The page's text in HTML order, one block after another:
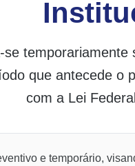
que antecede o
com a Lei
e temporário,